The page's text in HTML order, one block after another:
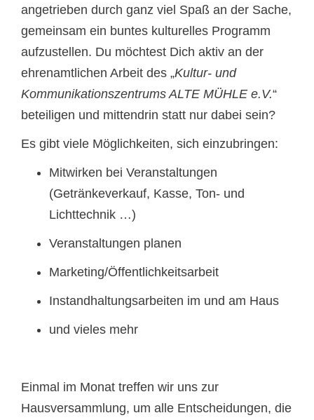
angetrieben durch ganz viel Spaß an der Sache,
gemeinsam ein buntes kulturelles Programm
aufzustellen. Du möchtest Dich aktiv an der
ehrenamtlichen Arbeit des „Kultur- und
Kommunikationszentrums ALTE MÜHLE e.V.“
beteiligen und mittendrin statt nur dabei sein?
Es gibt viele Möglichkeiten, sich einzubringen:
Mitwirken bei Veranstaltungen
(Getränkeverkauf, Kasse, Ton- und
Lichttechnik …)
Veranstaltungen planen
Marketing/Öffentlichkeitsarbeit
Instandhaltungsarbeiten im und am Haus
und vieles mehr
Einmal im Monat treffen wir uns zur
Hausversammlung, um alle Entscheidungen, die